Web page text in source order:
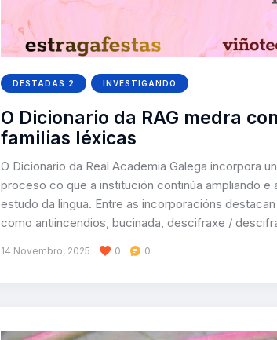
DESTADAS 2 INVESTIGANDO
O Dicionario da RAG medra
familias léxicas
O Dicionario da Real Academia Galega incorpora
proceso co que a institución continúa ampliando
estudo da lingua. Entre as incorporacións
como antiincendios, bucinada, descifraxe /
14 Novembro, 2025 0 0